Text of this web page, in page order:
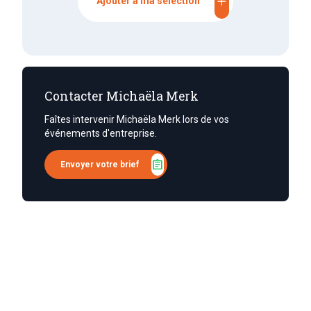
Contacter Michaëla Merk
Faîtes intervenir Michaëla Merk lors de vos
événements d'entreprise.
Envoyer votre brief assignment